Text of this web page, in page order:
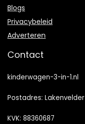
Blogs
Privacybeleid
Adverteren
Contact
kinderwagen-3-in-1.nl
Postadres:
KVK: 88360687